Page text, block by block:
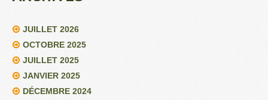
JUILLET 2026
OCTOBRE 2025
JUILLET 2025
JANVIER 2025
DÉCEMBRE 2024